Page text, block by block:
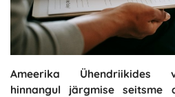
Ameerika Ühendriikides
hinnangul järgmise seitsme